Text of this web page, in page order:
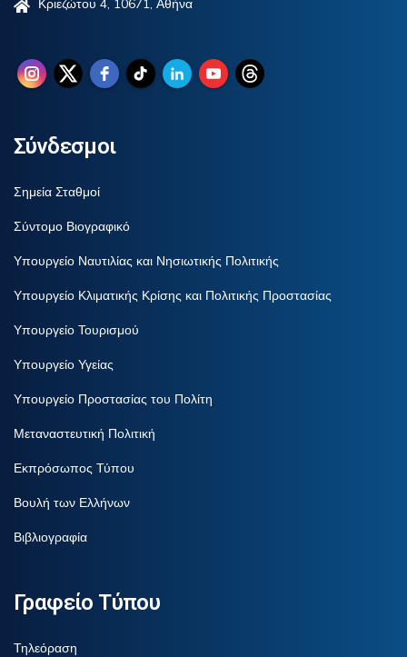
Κριεζώτου 4, 10671, Αθήνα
Σύνδεσμοι
Σημεία Σταθμοί
Σύντομο Βιογραφικό
Υπουργείο Ναυτιλίας και Νησιωτικής Πολιτικής
Υπουργείο Κλιματικής Κρίσης και Πολιτικής Προστασίας
Υπουργείο Τουρισμού
Υπουργείο Υγείας
Υπουργείο Προστασίας του Πολίτη
Μεταναστευτική Πολιτική
Εκπρόσωπος Τύπου
Βουλή των Ελλήνων
Βιβλιογραφία
Γραφείο Τύπου
Τηλεόραση